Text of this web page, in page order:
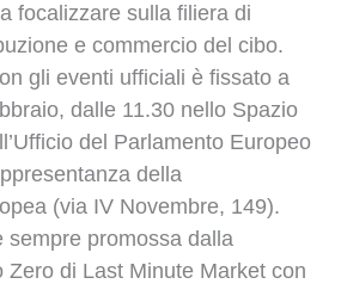
focalizzare sulla filiera di
e commercio del cibo.
gli eventi ufficiali è fissato a
dalle 11.30 nello Spazio
del Parlamento Europeo
della
(via IV Novembre, 149).
sempre promossa dalla
Zero di Last Minute Market con